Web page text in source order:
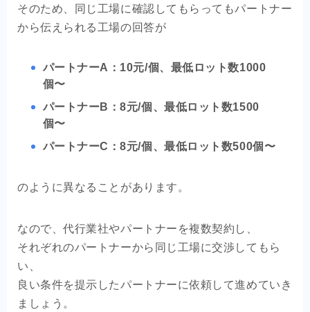
そのため、同じ工場に確認してもらってもパートナー
から伝えられる工場の回答が
パートナーA：10元/個、最低ロット数1000
個〜
パートナーB：8元/個、最低ロット数1500
個〜
パートナーC：8元/個、最低ロット数500個〜
のように異なることがあります。
なので、代行業社やパートナーを複数契約し、
それぞれのパートナーから同じ工場に交渉してもら
い、
良い条件を提示したパートナーに依頼して進めていき
ましょう。